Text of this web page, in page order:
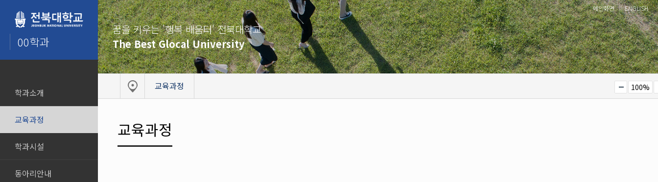
00학과
메인화면 ENGLISH
학과소개
교육과정
학과시설
동아리안내
꿈을 키우는 '행복 배움터' 전북대학교
The Best Glocal University
교육과정 100%
교육과정